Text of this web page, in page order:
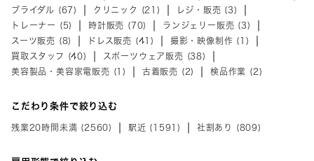
ブライダル (67)
クリニック (21)
レジ・販売 (3)
トレーナー (5)
時計販売 (70)
ランジェリー販売 (3)
スーツ販売 (8)
ドレス販売 (41)
撮影・映像制作 (1)
買取スタッフ (40)
スポーツウェア販売 (38)
美容製品・美容家電販売 (1)
古着販売 (2) 検品作業 (2)
こだわり条件で絞り込む
残業20時間未満 (2560) 駅近 (1591) 社割あり (809)